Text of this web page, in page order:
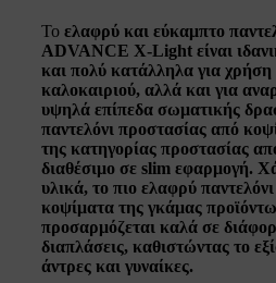
Το ελαφρύ και εύκαμπτο
ADVANCE X-Light είναι
και πολύ κατάλληλα για χρήση
καλοκαιριού, αλλά και για
υψηλά επίπεδα σωματικής
παντελόνι προστασίας από
της κατηγορίας προστασίας
διαθέσιμο σε slim εφαρμογή.
υλικά, το πιο ελαφρύ
κοψίματα της γκάμας
προσαρμόζεται καλά σε
διαπλάσεις, καθιστώντας το
άντρες και γυναίκες.